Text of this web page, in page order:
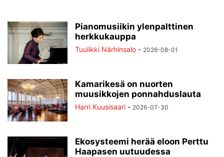
Pianomusiikin ylenpalttinen
herkkukauppa
Tuulikki Närhinsalo - 2026-08-01
Kamarikesä on nuorten
muusikkojen ponnahduslauta
Harri Kuusisaari - 2026-07-30
Ekosysteemi herää eloon Perttu
Haapasen uutuudessa